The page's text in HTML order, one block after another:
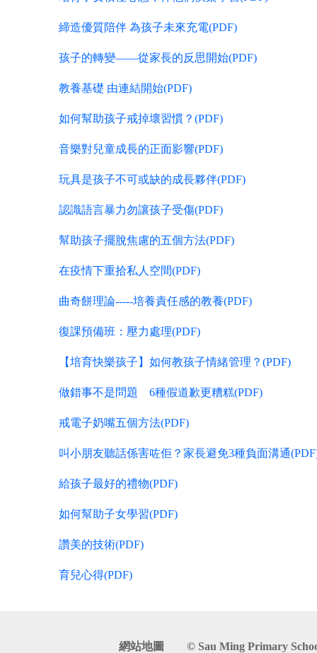
締造優質陪伴 為孩子未來充電(PDF)
孩子的轉變——從家長的反思開始(PDF)
教養基礎 由連結開始(PDF)
如何幫助孩子戒掉壞習慣？(PDF)
音樂對兒童成長的正面影響(PDF)
玩具是孩子不可或缺的成長夥伴(PDF)
認識語言暴力勿讓孩子受傷(PDF)
幫助孩子擺脫焦慮的五個方法(PDF)
在疫情下重拾私人空間(PDF)
曲奇餅理論-----培養責任感的教養(PDF)
復課預備班：壓力處理(PDF)
【培育快樂孩子】如何教孩子情緒管理？(PDF)
做錯事不是問題 6種假道歉更糟糕(PDF)
戒電子奶嘴五個方法(PDF)
叫小朋友聽話係害咗佢？家長避免3種負面溝通
給孩子最好的禮物(PDF)
如何幫助子女學習(PDF)
讚美的技術(PDF)
育兒心得(PDF)
網站地圖 © Sau Ming Primary